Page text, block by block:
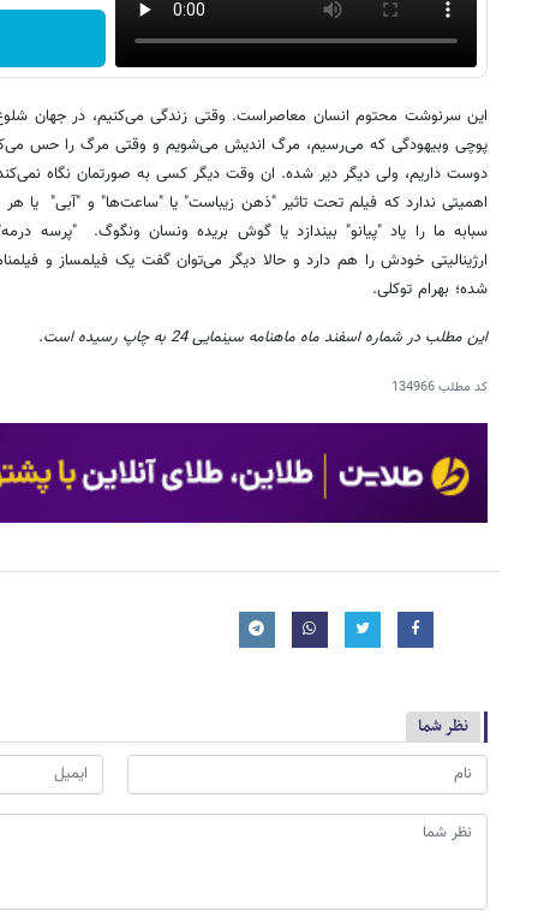
این سرنوشت محتوم انسان معاصراست. وقتی زندگی می‌کنیم، در جهان شلوغ
پوچی وبیهودگی که می‌رسیم، مرگ اندیش می‌شویم و وقتی مرگ را حس
دوست داریم، ولی دیگر دیر شده. ان وقت دیگر کسی به صورتمان نگاه
اهمیتی ندارد که فیلم تحت تاثیر "ذهن زیباست" یا "ساعت‌ها" و "آبی" یا
سبابه ما را یاد "پیانو" بیندازد یا گوش بریده ونسان ونگوگ. "پرسه
ارژینالیتی خودش را هم دارد و حالا دیگر می‌توان گفت یک فیلمساز و
شده؛ بهرام توکلی.
این مطلب در شماره اسفند ماه ماهنامه سینمایی 24 به چاپ رسیده است.
کد مطلب134966
نظر شما